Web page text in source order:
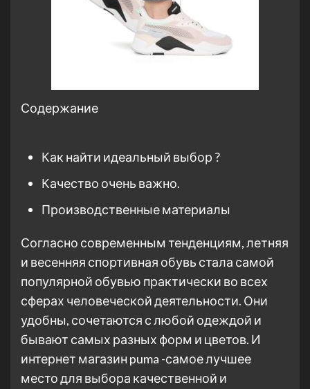
Содержание
Как найти идеальный выбор ?
Качество очень важно.
Производственные материалы
Согласно современным тенденциям, летняя
и весенняя спортивная обувь стала самой
популярной обувью практически во всех
сферах человеческой деятельности. Они
удобны, сочетаются с любой одеждой и
бывают самых разных форм и цветов. И
интернет магазин puma -самое лучшее
место для выбора качественной и